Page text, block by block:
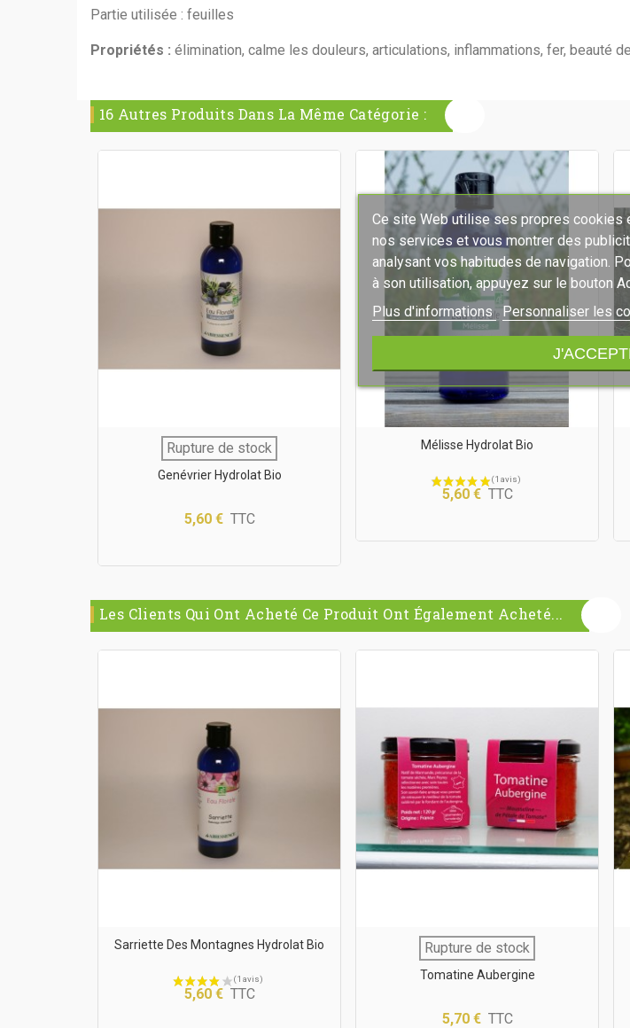
Partie utilisée : feuilles
Propriétés : élimination, calme les douleurs, articulations, inflammations, fer, beauté
16 Autres Produits Dans La Même Catégorie :
Rupture de stock
Genévrier Hydrolat Bio
5,60 € TTC
Mélisse Hydrolat Bio
5,60 € TTC
Les Clients Qui Ont Acheté Ce Produit Ont Également Acheté...
Sarriette Des Montagnes Hydrolat Bio
5,60 € TTC
Rupture de stock
Tomatine Aubergine
5,70 € TTC
Ce site Web utilise ses propres cookies
nos services et vous montrer des
analysant vos habitudes de navigation.
à son utilisation, appuyez sur le bouton
Plus d'informations Personnaliser les